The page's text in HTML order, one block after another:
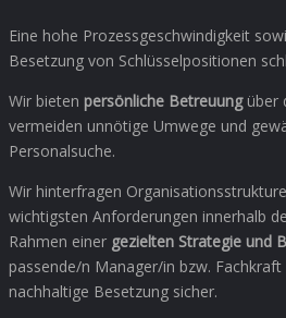
Eine hohe Prozessgeschwindigkeit
Besetzung von Schlüsselpositionen
Wir bieten persönliche Betreuungüber
vermeiden unnötige Umwege und
Personalsuche.
Wir hinterfragen
wichtigsten Anforderungen innerhalb
Rahmen einer gezielten Strategie und
passende/n Manager/in bzw.
nachhaltige Besetzung sicher.